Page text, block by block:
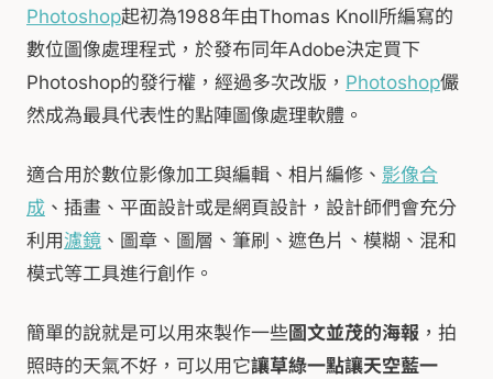
Photoshop起初為1988年由Thomas Knoll所編寫的
數位圖像處理程式，於發布同年Adobe決定買下
Photoshop的發行權，經過多次改版， Photoshop儼
然成為最具代表性的點陣圖像處理軟體。
適合用於數位影像加工與編輯、相片編修、 影像合
成 、插畫、平面設計或是網頁設計，設計師們會充分
利用濾鏡 、圖章、圖層、筆刷、遮色片、模糊、混和
模式等工具進行創作。
簡單的說就是可以用來製作一些圖文並茂的海報 ，拍
照時的天氣不好，可以用它讓草綠一點讓天空藍一